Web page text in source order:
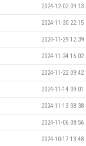
2024-12-02 09:13
2024-11-30 22:15
2024-11-29 12:39
2024-11-24 16:02
2024-11-22 09:42
2024-11-14 09:01
2024-11-13 08:38
2024-11-06 08:56
2024-10-17 13:48